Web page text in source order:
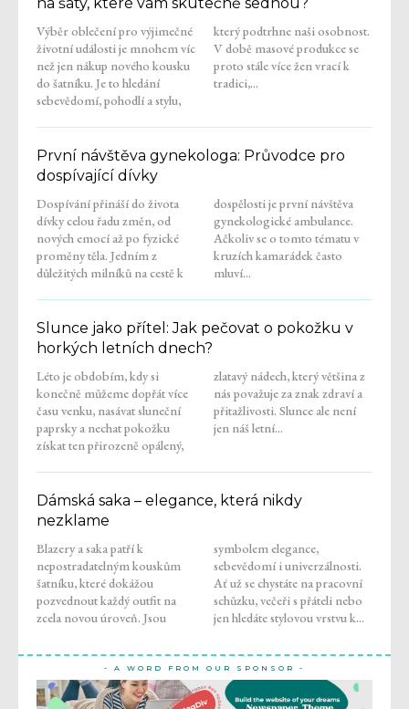
Výběr oblečení pro výjimečné
životní události je mnohem víc
než jen nákup nového kousku
do šatníku. Je to hledání
sebevědomí, pohodlí a stylu,
který podtrhne naši osobnost.
V době masové produkce se
proto stále více žen vrací k
tradici,...
První návštěva gynekologa: Průvodce pro
dospívající dívky
Dospívání přináší do života
dívky celou řadu změn, od
nových emocí až po fyzické
proměny těla. Jedním z
důležitých milníků na cestě k
dospělosti je první návštěva
gynekologické ambulance.
Ačkoliv se o tomto tématu v
kruzích kamarádek často
mluví...
Slunce jako přítel: Jak pečovat o pokožku v
horkých letních dnech?
Léto je obdobím, kdy si
konečně můžeme dopřát více
času venku, nasávat sluneční
paprsky a nechat pokožku
získat ten přirozeně opálený,
zlatavý nádech, který většina z
nás považuje za znak zdraví a
přitažlivosti. Slunce ale není
jen náš letní...
Dámská saka – elegance, která nikdy
nezklame
Blazery a saka patří k
nepostradatelným kouskům
šatníku, které dokážou
pozvednout každý outfit na
zcela novou úroveň. Jsou
symbolem elegance,
sebevědomí i univerzálnosti.
Ať už se chystáte na pracovní
schůzku, večeři s přáteli nebo
jen hledáte stylovou vrstvu k...
- A WORD FROM OUR SPONSOR -